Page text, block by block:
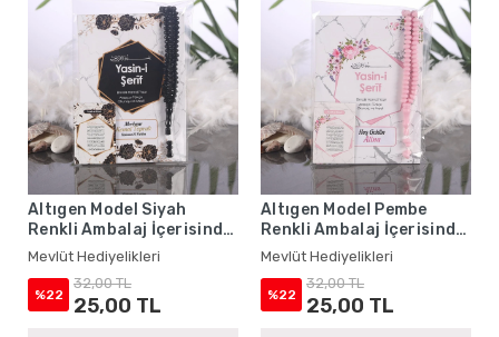
Altıgen Model Siyah
Renkli Ambalaj İçerisinde
Yasin Kitabı, Magnet ve
Tesbih - Mevlüt
Hediyelikleri
Mevlüt Hediyelikleri
%22
32,00 TL
25,00 TL
Altıgen Model Pembe
Renkli Ambalaj İçerisinde
Yasin Kitabı, Magnet ve
Tesbih - Mevlüt
Hediyelikleri
Mevlüt Hediyelikleri
%22
32,00 TL
25,00 TL